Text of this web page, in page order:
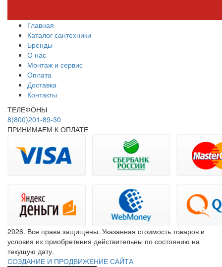
Главная
Каталог сантехники
Бренды
О нас
Монтаж и сервис
Оплата
Доставка
Контакты
ТЕЛЕФОНЫ
8(800)201-89-30
ПРИНИМАЕМ К ОПЛАТЕ
2026. Все права защищены. Указанная стоимость товаров и
условия их приобретения действительны по состоянию на
текущую дату.
СОЗДАНИЕ И ПРОДВИЖЕНИЕ САЙТА